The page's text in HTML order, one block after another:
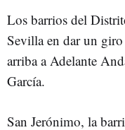
Los barrios del
Sevilla en dar un
arriba a Adelante
García.
San Jerónimo, la